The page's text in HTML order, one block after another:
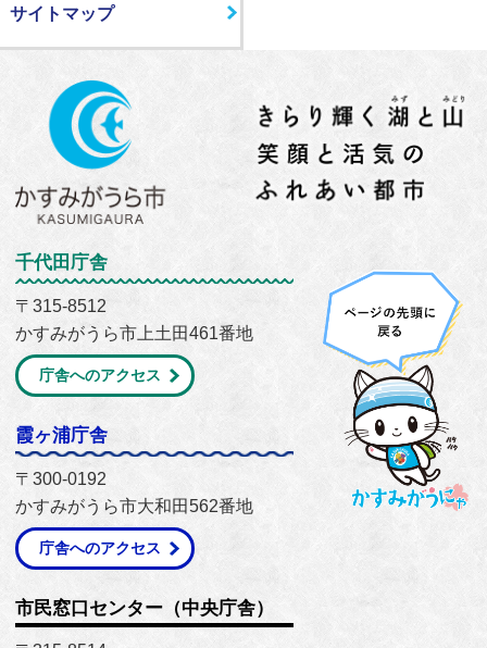
サイトマップ
千代田庁舎
〒315-8512
かすみがうら市上土田461番地
庁舎へのアクセス
霞ヶ浦庁舎
〒300-0192
かすみがうら市大和田562番地
庁舎へのアクセス
市民窓口センター（中央庁舎）